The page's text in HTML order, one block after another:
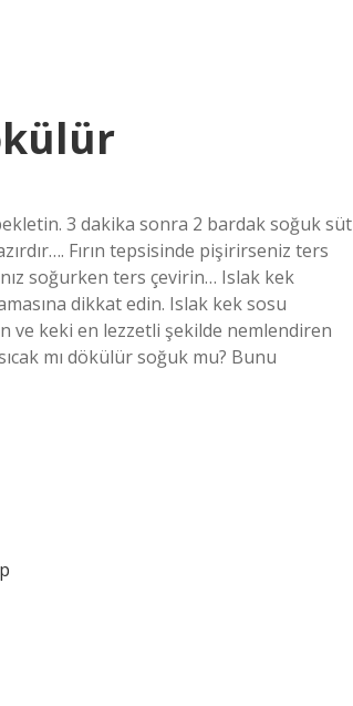
3 dakika sonra 2 bardak soğuk süt
Fırın tepsisinde pişirirseniz ters
soğurken ters çevirin… Islak kek
dikkat edin. Islak kek sosu
ve keki en lezzetli şekilde nemlendiren
mı dökülür soğuk mu? Bunu